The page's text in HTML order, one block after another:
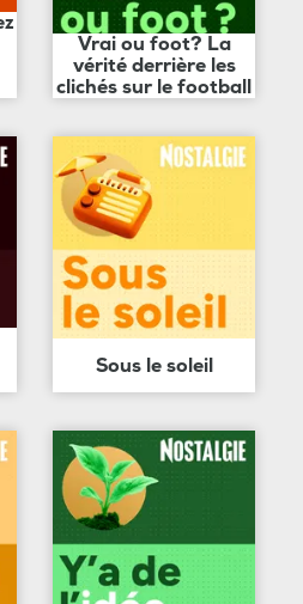
Vrai ou foot? La
vérité derrière les
clichés sur le football
Sous le soleil